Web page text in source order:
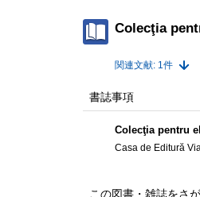
Colecţia
関連文献: 1件
書誌事項
Colecţia pentru
Casa de Editură
この図書・雑誌をさ